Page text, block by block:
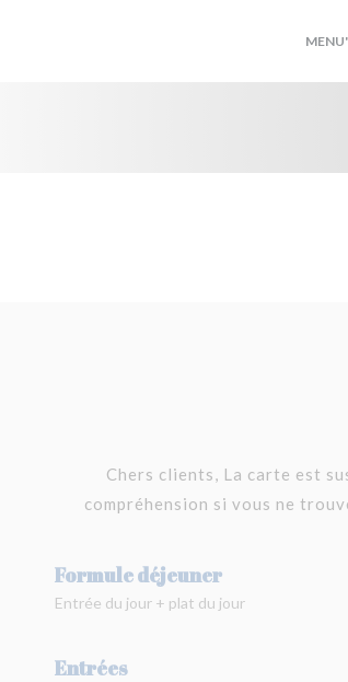
Chers clients, La carte est
compréhension si vous ne
Formule déjeuner
Entrée du jour + plat du jour
Entrées